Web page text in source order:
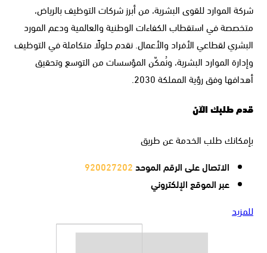
شركة الموارد للقوى البشرية، من أبرز شركات التوظيف بالرياض،
متخصصة في استقطاب الكفاءات الوطنية والعالمية ودعم المورد
البشري لقطاعي الأفراد والأعمال. نقدم حلولًا متكاملة في التوظيف
وإدارة الموارد البشرية، ونُمكّن المؤسسات من التوسع وتحقيق
أهدافها وفق رؤية المملكة 2030.
قدم طلبك الآن
بإمكانك طلب الخدمة عن طريق
الاتصال على الرقم الموحد920027202
عبر الموقع الإلكتروني
للمزيد